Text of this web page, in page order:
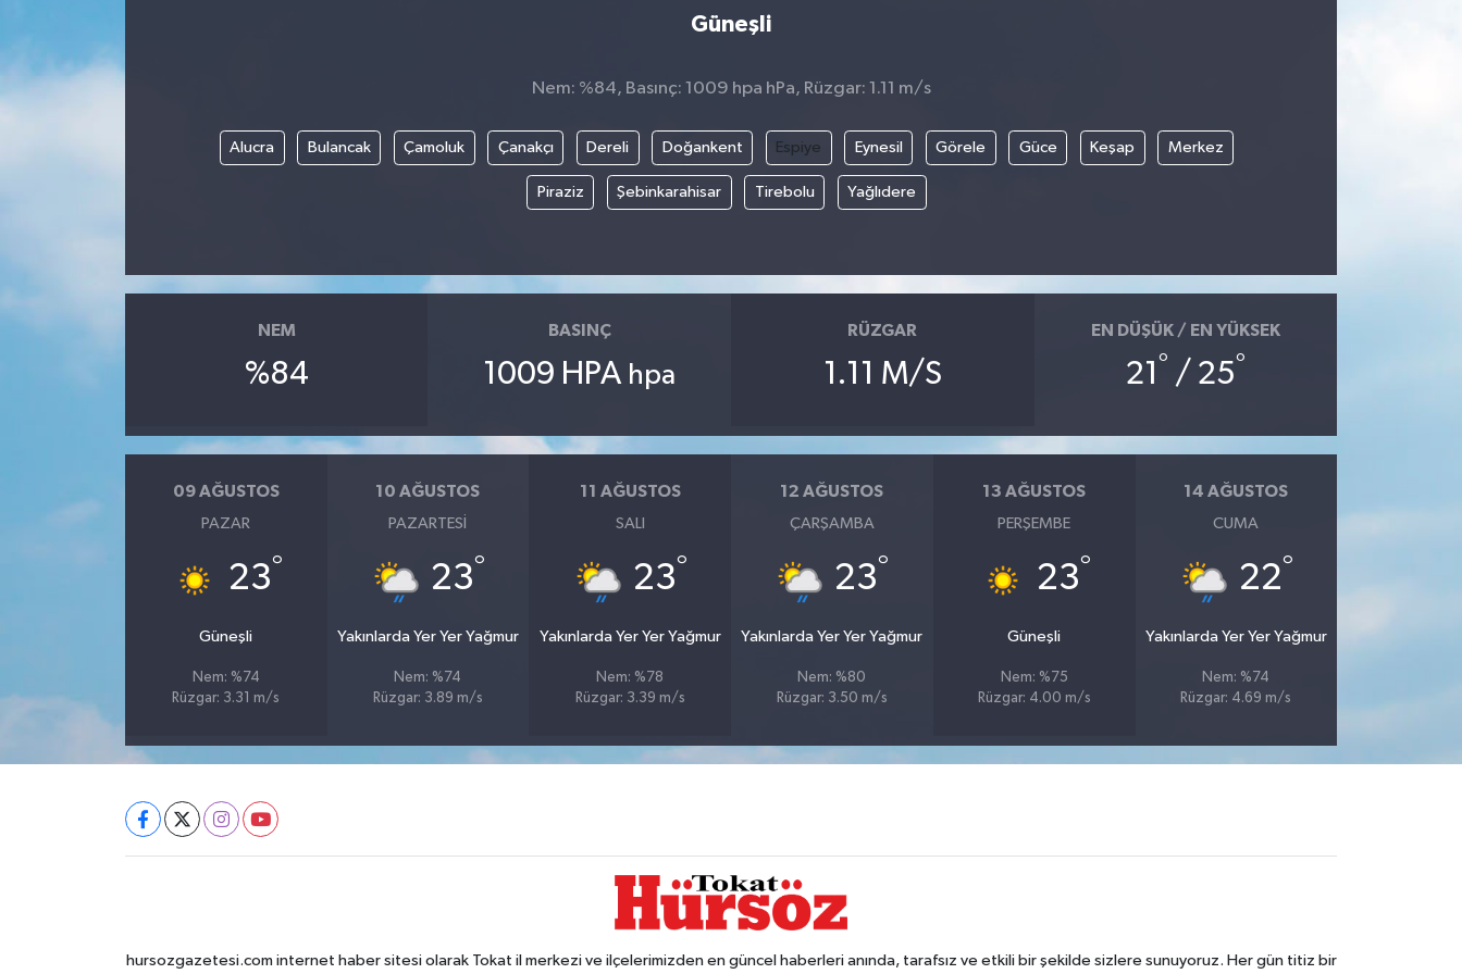
Güneşli
Nem: %84, Basınç: 1009 hpa hPa, Rüzgar: 1.11 m/s
Alucra Bulancak Çamoluk Çanakçı Dereli Doğankent Espiye Eynesil Görele Güce Keşap Merkez
Piraziz Şebinkarahisar Tirebolu Yağlıdere
NEM
%84
BASINÇ
1009 HPA hpa
RÜZGAR
1.11 M/S
EN DÜŞÜK / EN YÜKSEK
21 ° / 25°
09 AĞUSTOS
PAZAR
23°
Güneşli
Nem: %74
Rüzgar: 3.31 m/s
10 AĞUSTOS
PAZARTESI
23°
Yakınlarda Yer Yer Yağmur
Nem: %74
Rüzgar: 3.89 m/s
11 AĞUSTOS
SALI
23°
Yakınlarda Yer Yer Yağmur
Nem: %78
Rüzgar: 3.39 m/s
12 AĞUSTOS
ÇARŞAMBA
23°
Yakınlarda Yer Yer Yağmur
Nem: %80
Rüzgar: 3.50 m/s
13 AĞUSTOS
PERŞEMBE
23°
Güneşli
Nem: %75
Rüzgar: 4.00 m/s
14 AĞUSTOS
CUMA
22°
Yakınlarda Yer Yer Yağmur
Nem: %74
Rüzgar: 4.69 m/s
hursozgazetesi.com internet haber sitesi olarak Tokat il merkezi ve ilçelerimizden en güncel haberleri anında, tarafsız ve etkili bir şekilde sizlere sunuyoruz. Her gün titiz bir